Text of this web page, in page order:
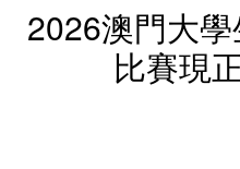
2026澳門大
比賽現